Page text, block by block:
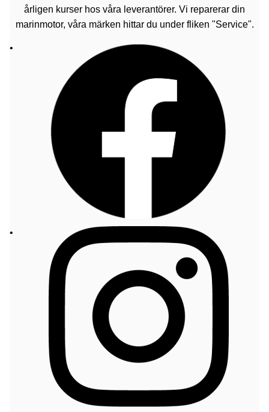
årligen kurser hos våra leverantörer. Vi reparerar din
marinmotor, våra märken hittar du under fliken "Service".